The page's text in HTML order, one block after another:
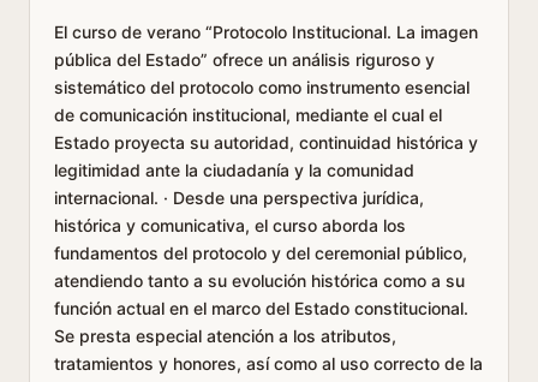
El curso de verano “Protocolo Institucional. La imagen
pública del Estado” ofrece un análisis riguroso y
sistemático del protocolo como instrumento esencial
de comunicación institucional, mediante el cual el
Estado proyecta su autoridad, continuidad histórica y
legitimidad ante la ciudadanía y la comunidad
internacional. · Desde una perspectiva jurídica,
histórica y comunicativa, el curso aborda los
fundamentos del protocolo y del ceremonial público,
atendiendo tanto a su evolución histórica como a su
función actual en el marco del Estado constitucional.
Se presta especial atención a los atributos,
tratamientos y honores, así como al uso correcto de la